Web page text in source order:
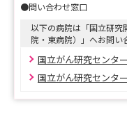
/02.html
●問い合わせ窓口
以下の病院は「国立研
院・東病院）」へお問い
国立がん研究センタ
国立がん研究センタ